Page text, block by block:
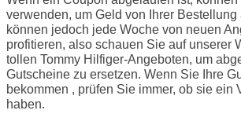
verwenden, um Geld von Ihrer
können jedoch jede Woche von neuen
profitieren, also schauen Sie auf unserer
tollen Tommy Hilfiger-Angeboten, um
Gutscheine zu ersetzen. Wenn Sie Ihre
bekommen , prüfen Sie immer, ob sie ein
haben.